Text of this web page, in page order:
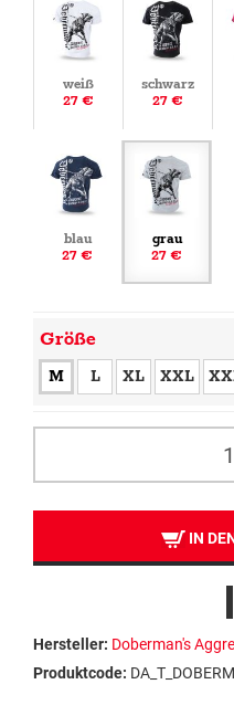
weiß
27 €
schwarz
27 €
blau
27 €
grau
27 €
Größe
M L XL XXL
IN
Hersteller: Doberman's
Produktcode: